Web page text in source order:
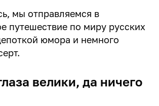
мы отправляемся в
путешествие по миру русских
юмора и немного
велики, да ничего